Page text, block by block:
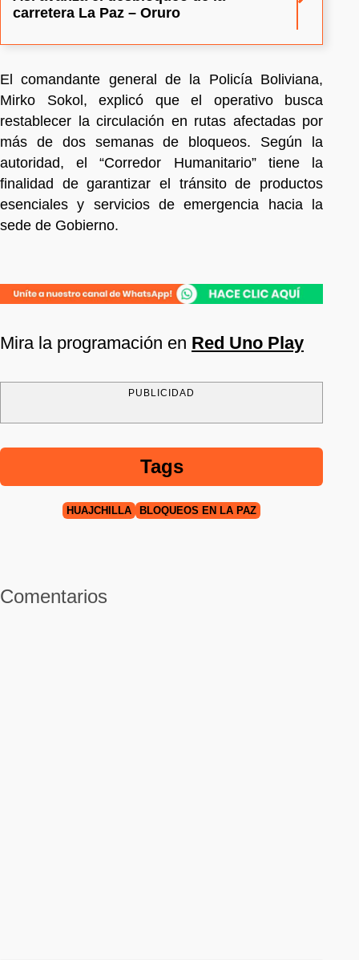
carretera La Paz – Oruro
El comandante general de la Policía Boliviana,
Mirko Sokol, explicó que el operativo busca
restablecer la circulación en rutas afectadas por
más de dos semanas de bloqueos. Según la
autoridad, el “Corredor Humanitario” tiene la
finalidad de garantizar el tránsito de productos
esenciales y servicios de emergencia hacia la
sede de Gobierno.
Mira la programación en Red Uno Play
PUBLICIDAD
Tags
HUAJCHILLA BLOQUEOS EN LA PAZ
Comentarios